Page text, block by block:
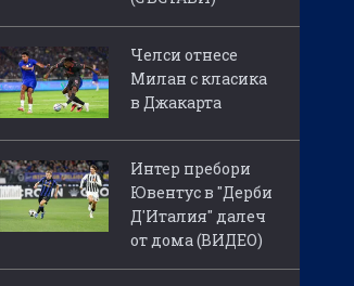
Челси отнесе
Милан с класика
в Джакарта
Интер пребори
Ювентус в "Дерби
Д'Италия" далеч
от дома (ВИДЕО)